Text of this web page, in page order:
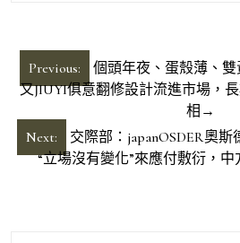
文
章
導
覽
Previous:
個頭年夜、蛋殼薄、
又JIUYI俱意翻修設計流進市場，
相→
Next:
交際部：japanOSDER奧
“立場沒有變化”來應付敷衍，